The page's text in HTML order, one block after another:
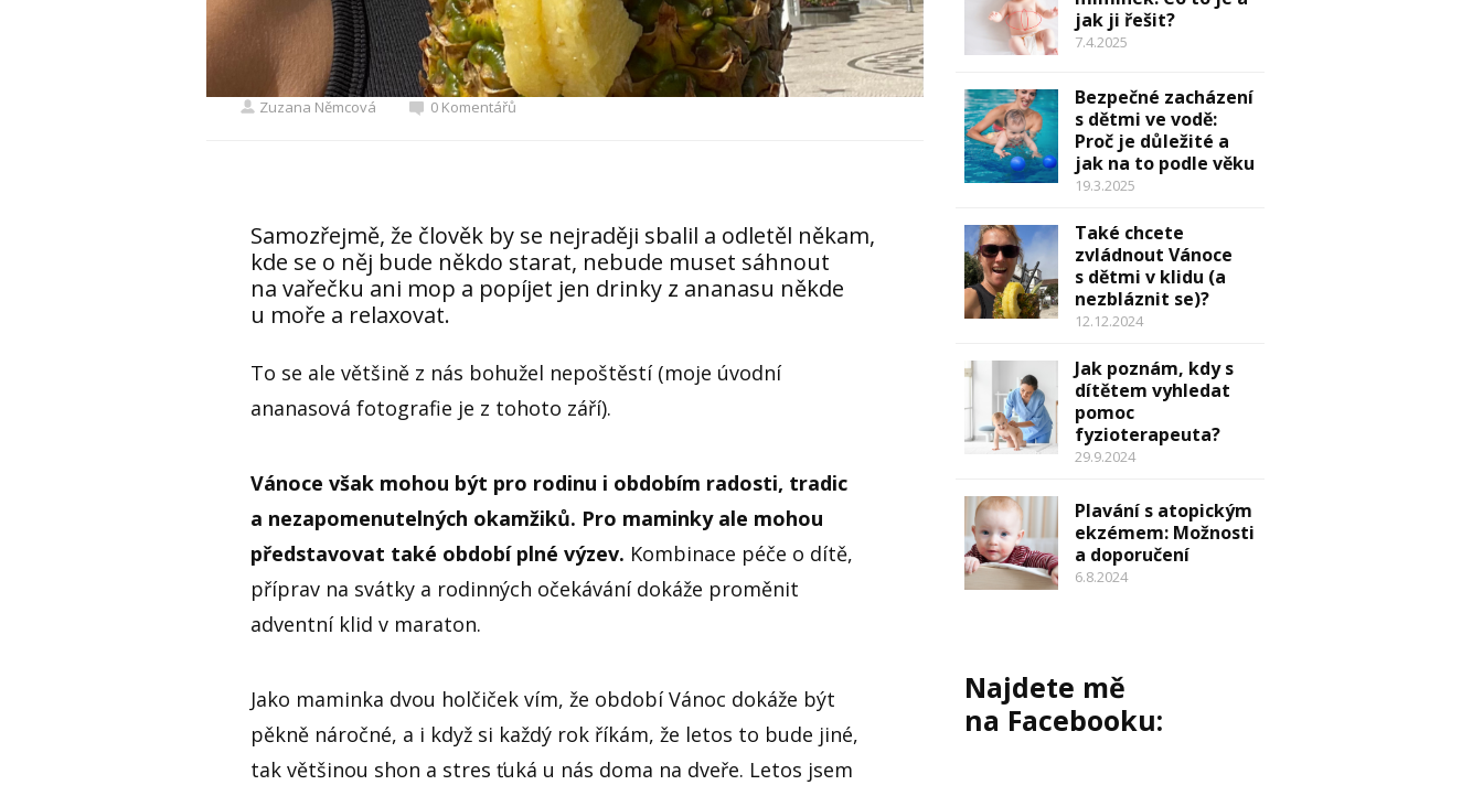
Zuzana Němcová 0 Komentářů
Samozřejmě, že člověk by se nejraději sbalil a odletěl někam,
kde se o něj bude někdo starat, nebude muset sáhnout
na vařečku ani mop a popíjet jen drinky z ananasu někde
u moře a relaxovat.
To se ale většině z nás bohužel nepoštěstí (moje úvodní
ananasová fotografie je z tohoto září).
Vánoce však mohou být pro rodinu i obdobím radosti, tradic
a nezapomenutelných okamžiků. Pro maminky ale mohou
představovat také období plné výzev. Kombinace péče o dítě,
příprav na svátky a rodinných očekávání dokáže proměnit
adventní klid v maraton.
Jako maminka dvou holčiček vím, že období Vánoc dokáže být
pěkně náročné, a i když si každý rok říkám, že letos to bude jiné,
tak většinou shon a stres ťuká u nás doma na dveře. Letos jsem
jak ji řešit?
7.4.2025
Bezpečné zacházení
s dětmi ve vodě:
Proč je důležité a
jak na to podle věku
19.3.2025
Také chcete
zvládnout Vánoce
s dětmi v klidu (a
nezbláznit se)?
12.12.2024
Jak poznám, kdy s
dítětem vyhledat
pomoc
fyzioterapeuta?
29.9.2024
Plavání s atopickým
ekzémem: Možnosti
a doporučení
6.8.2024
Najdete mě
na Facebooku: